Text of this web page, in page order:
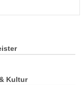
Kultur